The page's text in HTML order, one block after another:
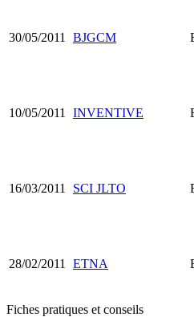
30/05/2011 BJGCM
10/05/2011 INVENTIVE
16/03/2011 SCI JLTO
28/02/2011 ETNA
Fiches pratiques et conseils